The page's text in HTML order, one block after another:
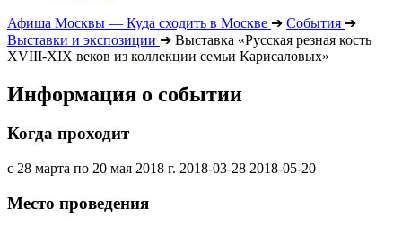
Афиша Москвы — Куда сходить в Москве ➔ События ➔
Выставки и экспозиции ➔ Выставка «Русская резная кость
XVIII-XIX веков из коллекции семьи Карисаловых»
Информация о событии
Когда проходит
с 28 марта по 20 мая 2018 г. 2018-03-28 2018-05-20
Место проведения